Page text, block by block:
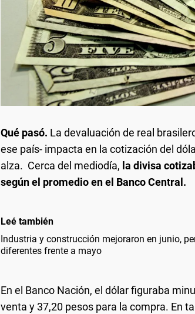
Qué pasó. La devaluación de real
ese país- impacta en la cotización del
alza. Cerca del mediodía, la divisa
según el promedio en el Banco Central.
Leé también
Industria y construcción mejoraron en junio,
diferentes frente a mayo
En el Banco Nación, el dólar figuraba
venta y 37,20 pesos para la compra. En